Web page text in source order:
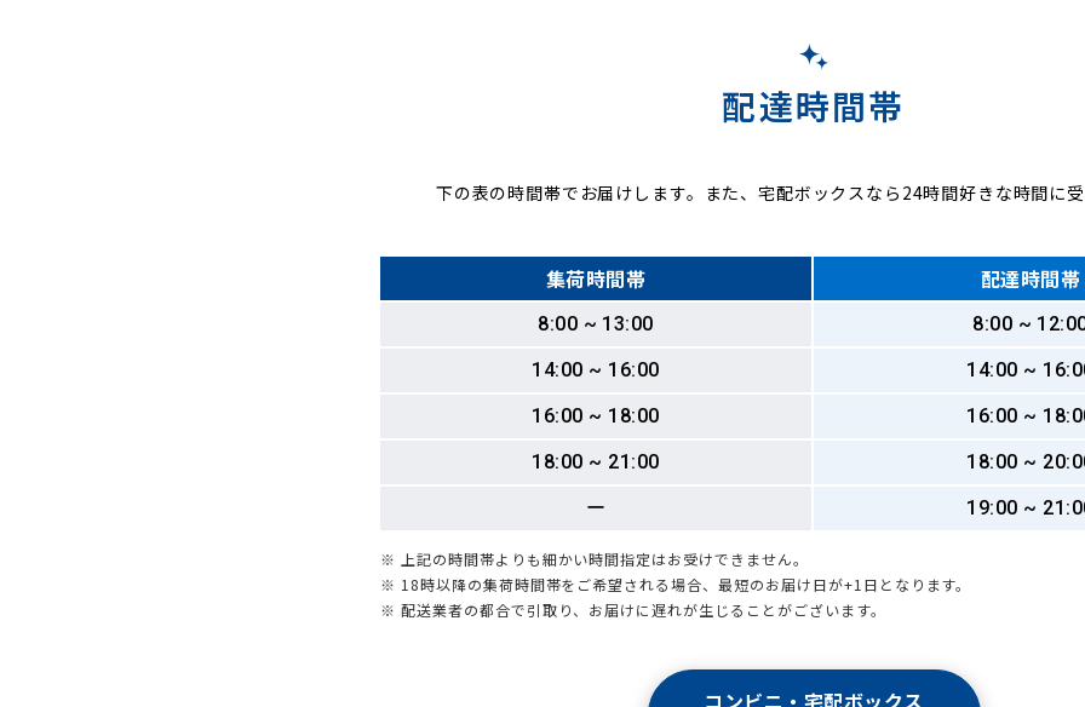
配達時間帯
下の表の時間帯でお届けします。また、宅配ボックスなら24時間好きな時間に
集荷時間帯 配達時間帯
8:00 ~ 13:00
8:00 ~
14:00 ~ 16:00
14:00 ~
16:00 ~ 18:00
16:00 ~
18:00 ~ 21:00
18:00 ~
ー
19:00 ~
※ 上記の時間帯よりも細かい時間指定はお受けできません。
※ 18時以降の集荷時間帯をご希望される場合、最短のお届け日が+1日となります。
※ 配送業者の都合で引取り、お届けに遅れが生じることがございます。
コンビニ・宅配ボックス